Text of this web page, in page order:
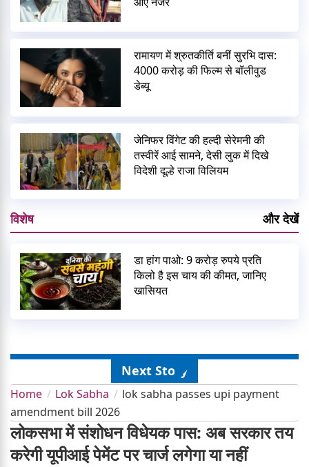
रामायण में श्रुतकीर्ति बनीं सुरभि दास:
4000 करोड़ की फिल्म से बॉलीवुड
डेब्यू
जेनिफर विंगेट की हल्दी सेरेमनी की
तस्वीरें आई सामने, देसी लुक में दिखे
विदेशी दूल्हे राजा विलियम
विशेष और देखें
डा हांग पाओ: 9 करोड़ रुपये प्रति
किलो है इस चाय की कीमत, जानिए
खासियत
Next Story
Home Lok Sabha
lok sabha passes upi payment
amendment bill 2026
लोकसभा में संशोधन विधेयक पास: अब सरकार तय
करेगी यूपीआई पेमेंट पर चार्ज लगेगा या नहीं